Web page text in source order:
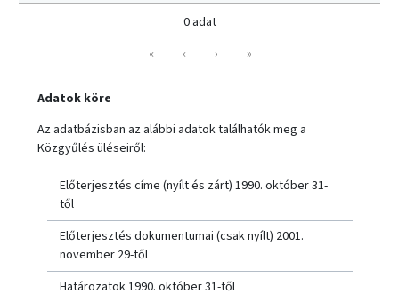
0 adat
«
‹ › »
Adatok köre
Az adatbázisban az alábbi adatok találhatók meg a
Közgyűlés üléseiről:
Előterjesztés címe (nyílt és zárt) 1990. október 31-
től
Előterjesztés dokumentumai (csak nyílt) 2001.
november 29-től
Határozatok 1990. október 31-től